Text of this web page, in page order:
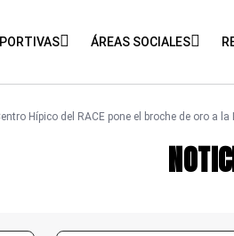
ÁREAS SOCIALES
Hípico del RACE pone el broche de oro a